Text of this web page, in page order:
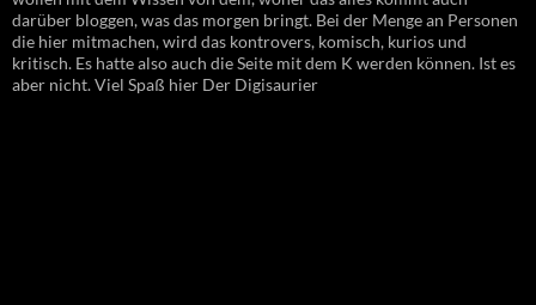
darüber bloggen, was das morgen bringt. Bei der Menge an Personen
die hier mitmachen, wird das kontrovers, komisch, kurios und
kritisch. Es hatte also auch die Seite mit dem K werden können. Ist es
aber nicht. Viel Spaß hier Der Digisaurier